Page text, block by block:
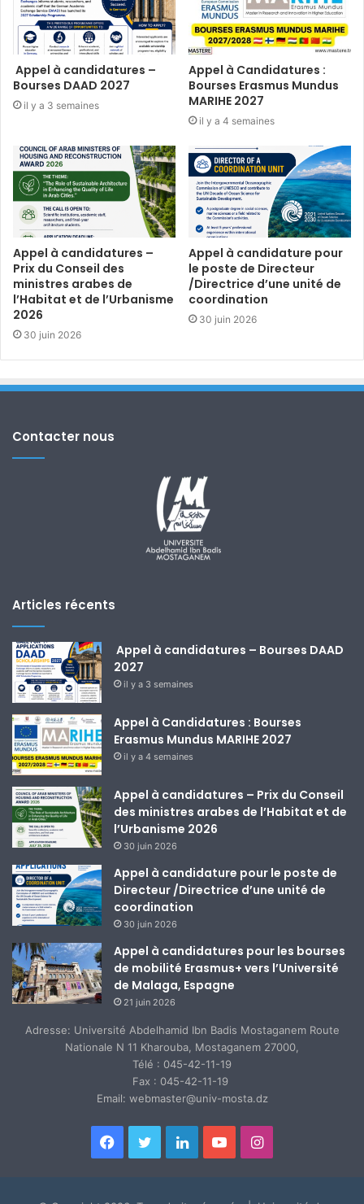
Appel à candidatures –
Bourses DAAD 2027
il y a 3 semaines
Appel à Candidatures :
Bourses Erasmus Mundus
MARIHE 2027
il y a 4 semaines
Appel à candidatures –
Prix du Conseil des
ministres arabes de
l’Habitat et de l’Urbanisme
2026
30 juin 2026
Appel à candidature pour
le poste de Directeur
/Directrice d’une unité de
coordination
30 juin 2026
Contacter nous
Articles récents
Appel à candidatures – Bourses DAAD
2027
il y a 3 semaines
Appel à Candidatures : Bourses
Erasmus Mundus MARIHE 2027
il y a 4 semaines
Appel à candidatures – Prix du Conseil
des ministres arabes de l’Habitat et de
l’Urbanisme 2026
30 juin 2026
Appel à candidature pour le poste de
Directeur /Directrice d’une unité de
coordination
30 juin 2026
Appel à candidatures pour les bourses
de mobilité Erasmus+ vers l’Université
de Malaga, Espagne
21 juin 2026
Adresse: Université Abdelhamid Ibn Badis Mostaganem Route
Nationale N 11 Kharouba, Mostaganem 27000,
Télé : 045-42-11-19
Fax : 045-42-11-19
Email: webmaster@univ-mosta.dz
Facebook
TwitterLinkedinYouTubeInstagram